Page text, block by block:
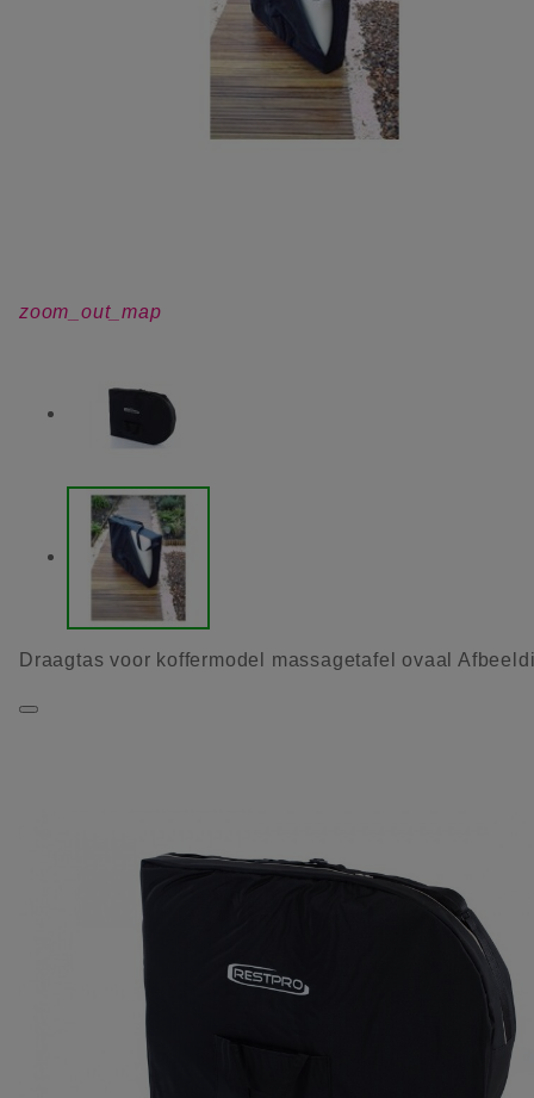
zoom_out_map
Draagtas voor koffermodel massagetafel ovaal